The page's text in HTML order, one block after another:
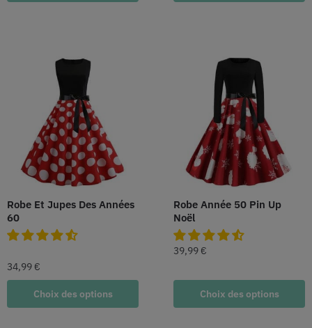
Robe Et Jupes Des Années
60
34,99 €
Choix des options
Robe Année 50 Pin Up
Noël
39,99 €
Choix des options